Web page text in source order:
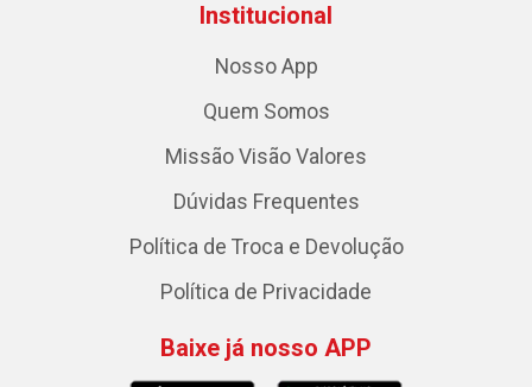
Institucional
Nosso App
Quem Somos
Missão Visão Valores
Dúvidas Frequentes
Política de Troca e Devolução
Política de Privacidade
Baixe já nosso APP